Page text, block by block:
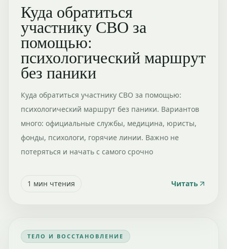
Куда обратиться
участнику СВО за
помощью:
психологический маршрут
без паники
Куда обратиться участнику СВО за помощью:
психологический маршрут без паники. Вариантов
много: официальные службы, медицина, юристы,
фонды, психологи, горячие линии. Важно не
потеряться и начать с самого срочно
1 мин чтения Читать
ТЕЛО И ВОССТАНОВЛЕНИЕ